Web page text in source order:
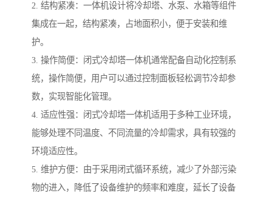
2. 结构紧凑：一体机设计将冷却塔、水泵、水箱等组件
集成在一起，结构紧凑，占地面积小，便于安装和维
护。
3. 操作简便：闭式冷却塔一体机通常配备自动化控制系
统，操作简便，用户可以通过控制面板轻松调节冷却参
数，实现智能化管理。
4. 适应性强：闭式冷却塔一体机适用于多种工业环境，
能够处理不同温度、不同流量的冷却需求，具有较强的
环境适应性。
5. 维护方便：由于采用闭式循环系统，减少了外部污染
物的进入，降低了设备维护的频率和难度，延长了设备